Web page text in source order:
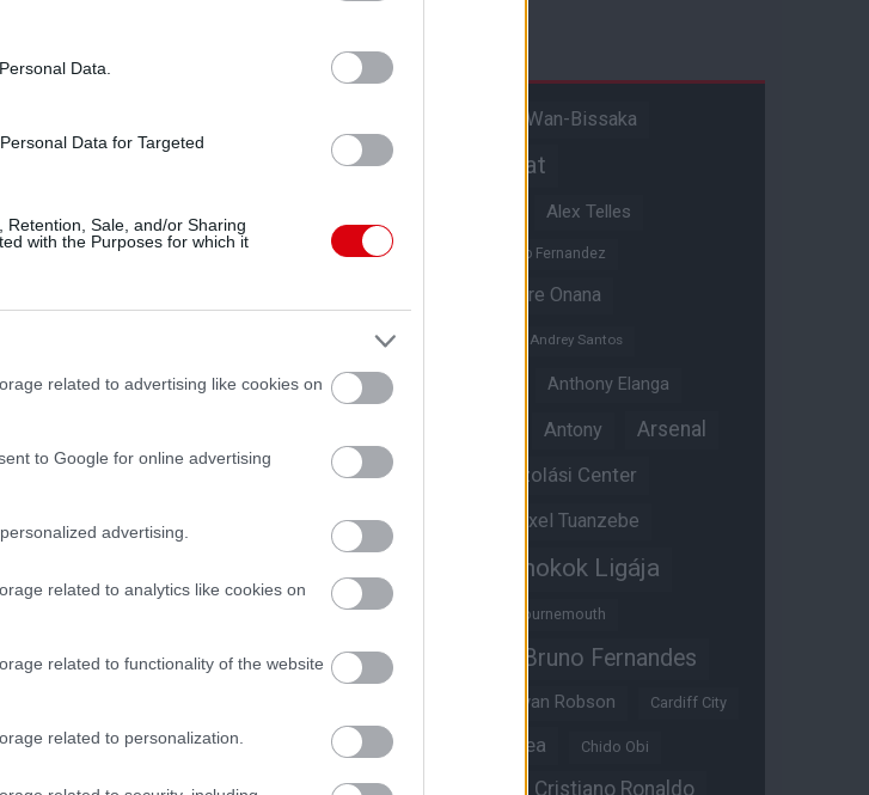
Data.
Data for Targeted
Sale, and/or Sharing
with the Purposes for which it
related to advertising like cookies on
to Google for online advertising
advertising.
related to analytics like cookies on
related to functionality of the website
related to personalization.
Aaron Wan-Bissaka
Akadémiai csapat
Alex Telles
Altay Bayindir Alvaro Fernandez
Andre Onana
Andreas Pereira
Andrey Santos
Angol válogatott Anthony Elanga
Antony Arsenal
Aston Villa Átigazolási Center
Átigazolások Axel Tuanzebe
Bajnokok Ligája
Benjamin Sesko Bournemouth
Brandon Williams Bruno Fernandes
Bryan Robson Cardiff City
Casemiro Chelsea Chido Obi
Christian Eriksen Cristiano Ronaldo